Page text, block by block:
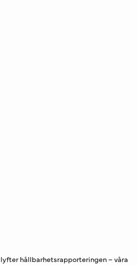
lyfter hållbarhetsrapporteringen – våra